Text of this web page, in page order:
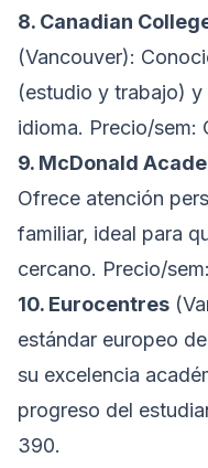
8. Canadian
(Vancouver):
(estudio y trabajo)
idioma. Precio/
9. McDonald
Ofrece atención
familiar, ideal para
cercano. Precio/
10. Eurocentres
estándar europeo
su excelencia
progreso del
390.